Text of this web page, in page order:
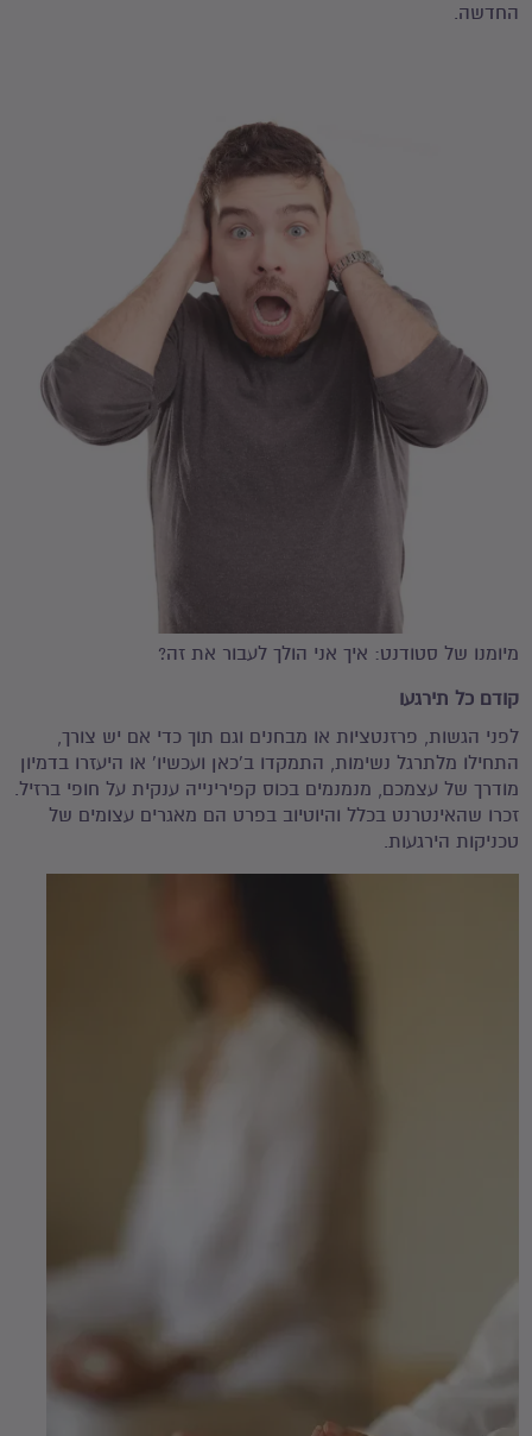
החדשה.
מיומנו של סטודנט: איך אני הולך לעבור את זה?
קודם כל תירגעו
לפני הגשות, פרזנטציות או מבחנים וגם תוך כדי אם יש צורך,
התחילו מלתרגל נשימות, התמקדו ב'כאן ועכשיו' או היעזרו בדמיון
מודרך של עצמכם, מנמנמים בכוס קפירינייה ענקית על חופי ברזיל.
זכרו שהאינטרנט בכלל והיוטיוב בפרט הם מאגרים עצומים של
טכניקות הירגעות.